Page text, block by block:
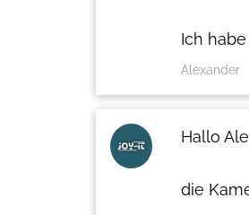
Ich
Alexander
Hallo
die